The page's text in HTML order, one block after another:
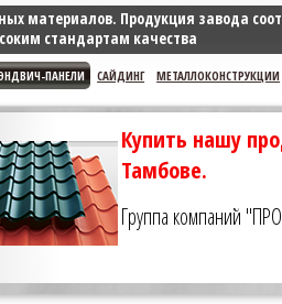
материалов. Продукция завода
стандартам качества
ПАНЕЛИ САЙДИНГ
МЕТАЛЛОКОНСТРУКЦИИ
Купить нашу
Тамбове.
Группа компаний